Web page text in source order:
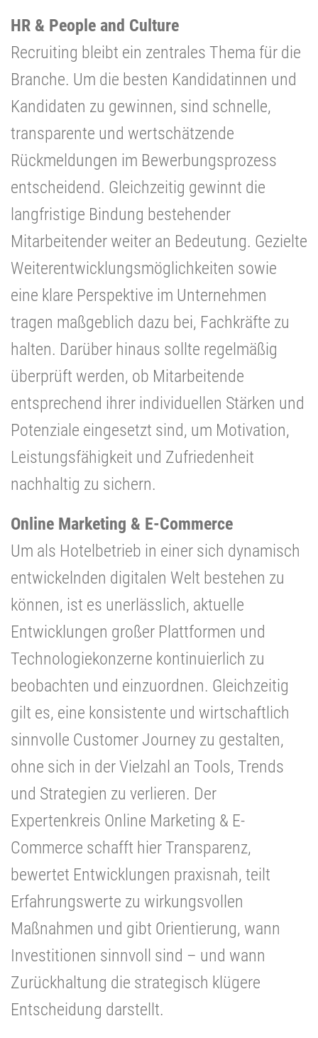
HR & People and Culture
Recruiting bleibt ein zentrales Thema für die
Branche. Um die besten Kandidatinnen und
Kandidaten zu gewinnen, sind schnelle,
transparente und wertschätzende
Rückmeldungen im Bewerbungsprozess
entscheidend. Gleichzeitig gewinnt die
langfristige Bindung bestehender
Mitarbeitender weiter an Bedeutung. Gezielte
Weiterentwicklungsmöglichkeiten sowie
eine klare Perspektive im Unternehmen
tragen maßgeblich dazu bei, Fachkräfte zu
halten. Darüber hinaus sollte regelmäßig
überprüft werden, ob Mitarbeitende
entsprechend ihrer individuellen Stärken und
Potenziale eingesetzt sind, um Motivation,
Leistungsfähigkeit und Zufriedenheit
nachhaltig zu sichern.
Online Marketing & E-Commerce
Um als Hotelbetrieb in einer sich dynamisch
entwickelnden digitalen Welt bestehen zu
können, ist es unerlässlich, aktuelle
Entwicklungen großer Plattformen und
Technologiekonzerne kontinuierlich zu
beobachten und einzuordnen. Gleichzeitig
gilt es, eine konsistente und wirtschaftlich
sinnvolle Customer Journey zu gestalten,
ohne sich in der Vielzahl an Tools, Trends
und Strategien zu verlieren. Der
Expertenkreis Online Marketing & E-
Commerce schafft hier Transparenz,
bewertet Entwicklungen praxisnah, teilt
Erfahrungswerte zu wirkungsvollen
Maßnahmen und gibt Orientierung, wann
Investitionen sinnvoll sind – und wann
Zurückhaltung die strategisch klügere
Entscheidung darstellt.